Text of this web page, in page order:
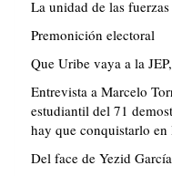
La unidad de las
Premonición electoral
Que Uribe vaya a la
Entrevista a Marcelo
estudiantil del 71
hay que conquistarlo en
Del face de Yezid García